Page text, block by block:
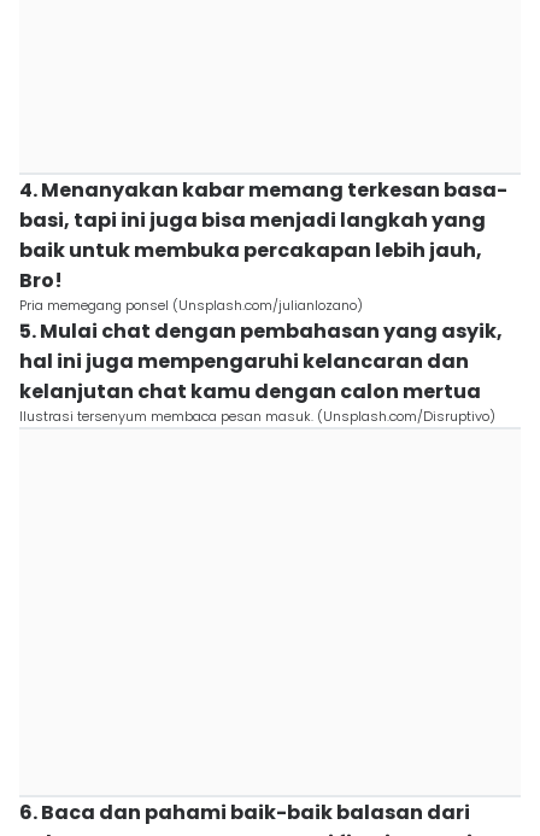
4. Menanyakan kabar memang terkesan basa-
basi, tapi ini juga bisa menjadi langkah yang
baik untuk membuka percakapan lebih jauh,
Bro!
Pria memegang ponsel (Unsplash.com/julianlozano)
5. Mulai chat dengan pembahasan yang asyik,
hal ini juga mempengaruhi kelancaran dan
kelanjutan chat kamu dengan calon mertua
Ilustrasi tersenyum membaca pesan masuk. (Unsplash.com/Disruptivo)
6. Baca dan pahami baik-baik balasan dari